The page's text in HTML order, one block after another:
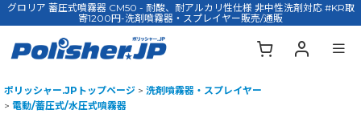
グロリア 蓄圧式噴霧器 CM50 - 耐酸、耐アルカリ性仕様 非中性洗剤対応 #KR取
寄1200円-洗剤噴霧器・スプレイヤー販売/通販
ポリッシャー.JPトップページ > 洗剤噴霧器・スプレイヤー
> 電動/蓄圧式/水圧式噴霧器